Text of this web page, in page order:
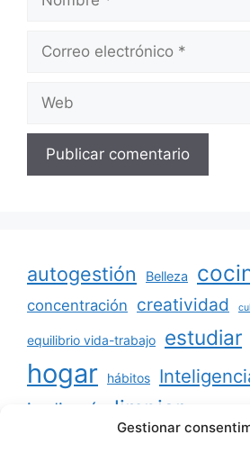
Gestionar
Correo
Web
autogestión Belleza
concentración creatividad
equilibrio vida-trabajo estudiar
hogar hábitos
jardinería limpiar
minimalismo